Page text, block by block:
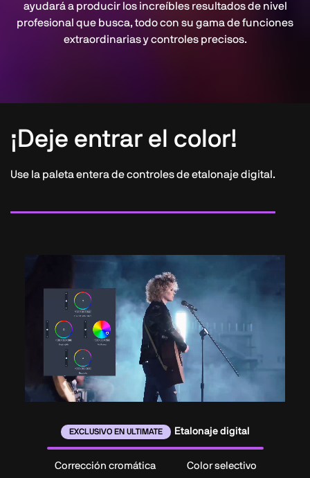
ayudará a producir los increíbles resultados de nivel
profesional que busca, todo con su gama de funciones
extraordinarias y controles precisos.
¡Deje entrar el color!
Use la paleta entera de controles de etalonaje digital.
EXCLUSIVO EN ULTIMATE Etalonaje digital
Corrección cromática Color selectivo